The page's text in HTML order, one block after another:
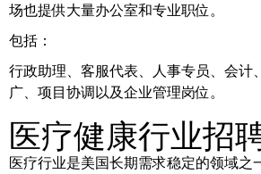
场也提供大量办公室和专业职位。
包括：
行政助理、客服代表、人事专员、会计
广、项目协调以及企业管理岗位。
医疗健康行业招
医疗行业是美国长期需求稳定的领域之